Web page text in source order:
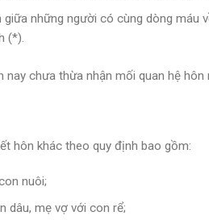
giữa những người có cùng dòng máu
(*).
nay chưa thừa nhận mối quan hệ
hôn khác theo quy định bao gồm:
nuôi;
dâu, mẹ vợ với con rể;